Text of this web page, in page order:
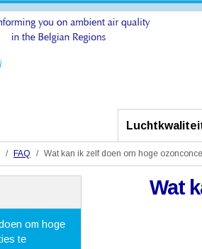
FAQ Wat kan ik zelf doen om hoge
Wat
om hoge
te